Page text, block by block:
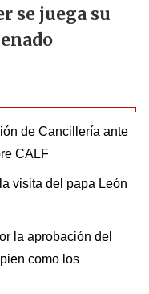
se juega su
de Cancillería ante
CALF
visita del papa León
la aprobación del
como los